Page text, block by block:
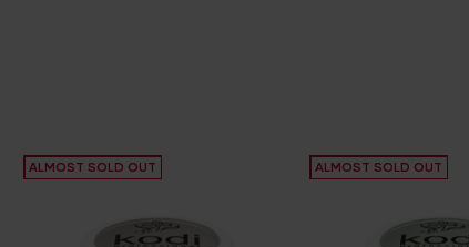
ALMOST SOLD OUT ALMOST SOLD OUT